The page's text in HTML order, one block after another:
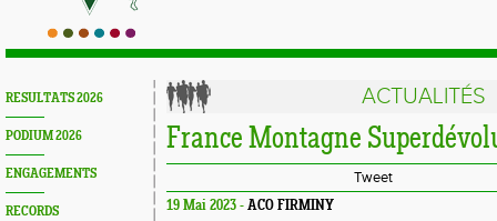
RESULTATS 2026
PODIUM 2026
ENGAGEMENTS
RECORDS
ACTUALITÉS
France Montagne
Tweet
19 Mai 2023 - ACO FIRMINY